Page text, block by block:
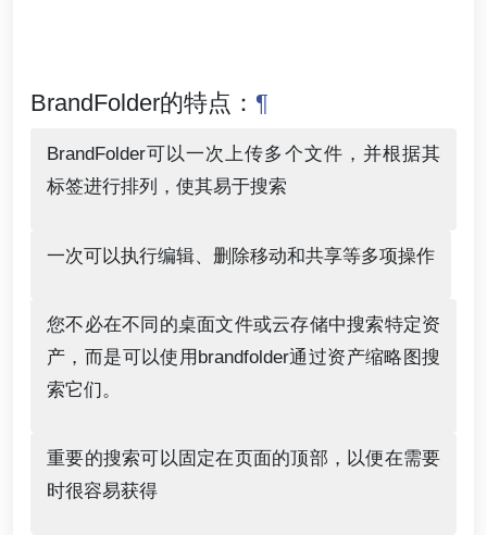
BrandFolder的特点： ¶
BrandFolder可以一次上传多个文件，并根据其
标签进行排列，使其易于搜索
一次可以执行编辑、删除移动和共享等多项操作
您不必在不同的桌面文件或云存储中搜索特定资
产，而是可以使用brandfolder通过资产缩略图搜
索它们。
重要的搜索可以固定在页面的顶部，以便在需要
时很容易获得